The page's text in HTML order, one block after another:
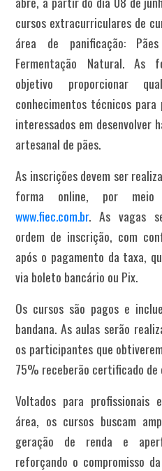
cursos extracurriculares de
área de panificação:
Fermentação Natural. As
objetivo proporcionar
conhecimentos técnicos para
interessados em desenvolver
artesanal de pães.
As inscrições devem ser
forma online, por
www.fiec.com.br. As vagas
ordem de inscrição, com
após o pagamento da taxa,
via boleto bancário ou Pix.
Os cursos são pagos e
bandana. As aulas serão
os participantes que
75% receberão certificado de
Voltados para profissionais
área, os cursos buscam
geração de renda e
reforçando o compromisso